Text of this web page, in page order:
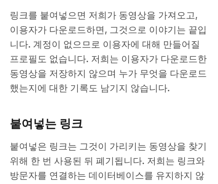
링크를 붙여넣으면 저희가 동영상을 가져오고,
이용자가 다운로드하면, 그것으로 이야기는 끝입
니다. 계정이 없으므로 이용자에 대해 만들어질
프로필도 없습니다. 저희는 이용자가 다운로드한
동영상을 저장하지 않으며 누가 무엇을 다운로드
했는지에 대한 기록도 남기지 않습니다.
붙여넣는 링크
붙여넣은 링크는 그것이 가리키는 동영상을 찾기
위해 한 번 사용된 뒤 폐기됩니다. 저희는 링크와
방문자를 연결하는 데이터베이스를 유지하지 않